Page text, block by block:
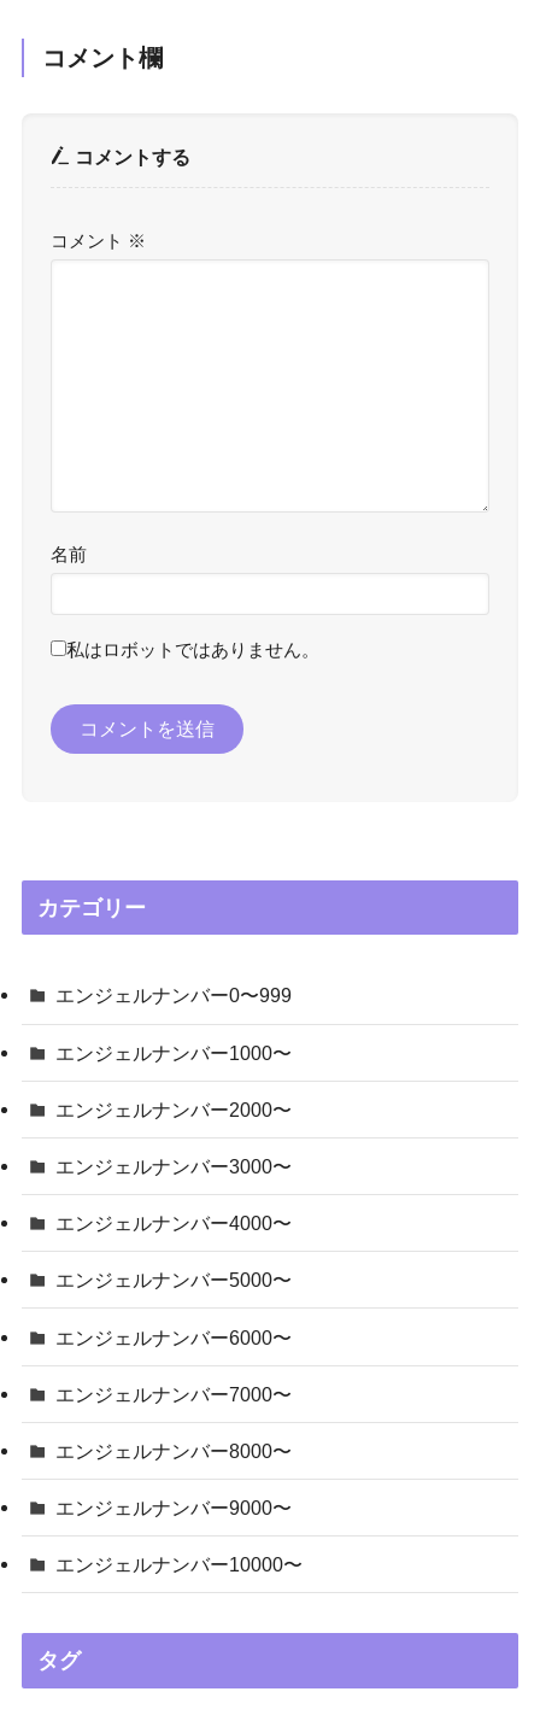
コメント欄
コメントする
コメント ※
名前
私はロボットではありません。
カテゴリー
エンジェルナンバー0〜999
エンジェルナンバー1000〜
エンジェルナンバー2000〜
エンジェルナンバー3000〜
エンジェルナンバー4000〜
エンジェルナンバー5000〜
エンジェルナンバー6000〜
エンジェルナンバー7000〜
エンジェルナンバー8000〜
エンジェルナンバー9000〜
エンジェルナンバー10000〜
タグ